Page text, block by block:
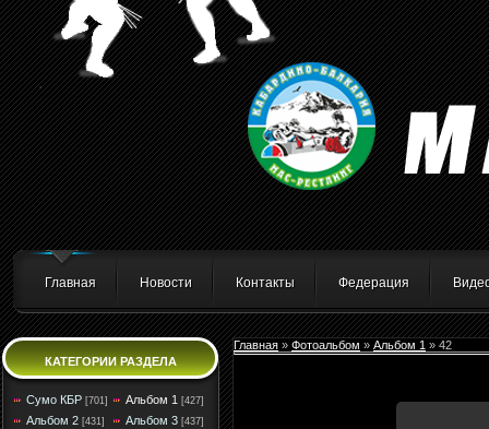
Главная Новости Контакты Федерация
КАТЕГОРИИ РАЗДЕЛА
Сумо КБР [701] Альбом 1 [427]
Альбом 2 [431] Альбом 3 [437]
Главная » Фотоальбом » Альбом 1 » 42